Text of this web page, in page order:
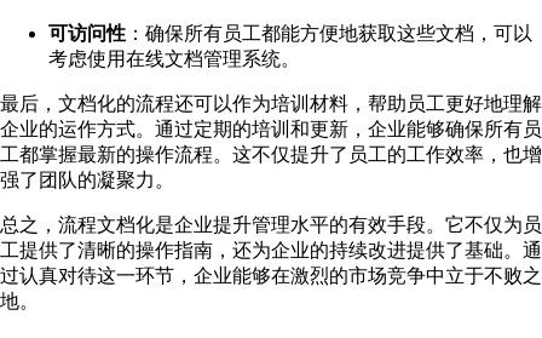
可访问性 ：确保所有员工都能方便地获取这些文档，可以
考虑使用在线文档管理系统。
最后，文档化的流程还可以作为培训材料，帮助员工更好地理解
企业的运作方式。通过定期的培训和更新，企业能够确保所有员
工都掌握最新的操作流程。这不仅提升了员工的工作效率，也增
强了团队的凝聚力。
总之，流程文档化是企业提升管理水平的有效手段。它不仅为员
工提供了清晰的操作指南，还为企业的持续改进提供了基础。通
过认真对待这一环节，企业能够在激烈的市场竞争中立于不败之
地。